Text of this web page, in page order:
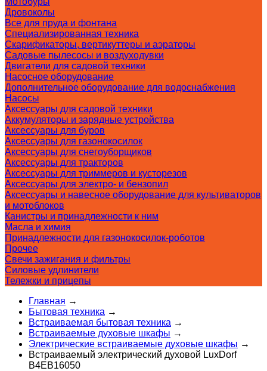
Дровоколы
Все для пруда и фонтана
Специализированная техника
Скарификаторы, вертикуттеры и аэраторы
Садовые пылесосы и воздуходувки
Двигатели для садовой техники
Насосное оборудование
Дополнительное оборудование для водоснабжения
Насосы
Аксессуары для садовой техники
Аккумуляторы и зарядные устройства
Аксессуары для буров
Аксессуары для газонокосилок
Аксессуары для снегоуборщиков
Аксессуары для тракторов
Аксессуары для триммеров и кусторезов
Аксессуары для электро- и бензопил
Аксессуары и навесное оборудование для культиваторов
и мотоблоков
Канистры и принадлежности к ним
Масла и химия
Принадлежности для газонокосилок-роботов
Прочее
Свечи зажигания и фильтры
Силовые удлинители
Тележки и прицепы
Главная →
Бытовая техника →
Встраиваемая бытовая техника →
Встраиваемые духовые шкафы →
Электрические встраиваемые духовые шкафы →
Встраиваемый электрический духовой LuxDorf
B4EB16050